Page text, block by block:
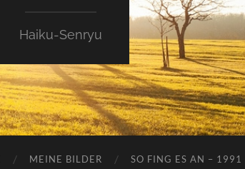
Haiku-Senryu
MEINE BILDER SO FING ES AN – 1991